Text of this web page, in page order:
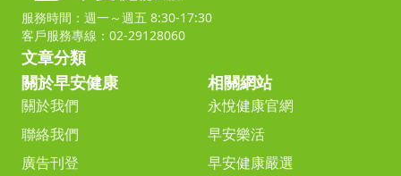
服務時間：週一～週五 8:30-17:30
客戶服務專線：02-29128060
文章分類
關於早安健康
關於我們
聯絡我們
廣告刊登
相關網站
永悅健康官網
早安樂活
早安健康嚴選